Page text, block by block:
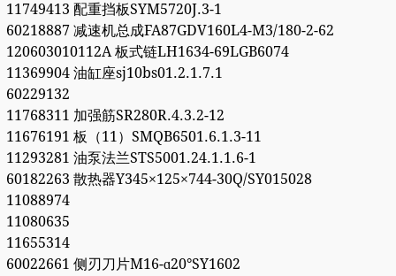
11749413 配重挡板SYM5720J.3-1
60218887 减速机总成FA87GDV160L4-M3/180-2-62
120603010112A 板式链LH1634-69LGB6074
11369904 油缸座sj10bs01.2.1.7.1
60229132
11768311 加强筋SR280R.4.3.2-12
11676191 板（11）SMQB6501.6.1.3-11
11293281 油泵法兰STS5001.24.1.1.6-1
60182263 散热器Y345×125×744-30Q/SY015028
11088974
11080635
11655314
60022661 侧刃刀片M16-ɑ20°SY1602